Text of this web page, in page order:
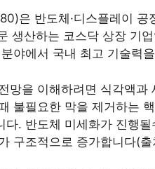
은 반도체·디스플레이
생산하는 코스닥 상장 기
야에서 국내 최고 기술력
망을 이해하려면 식각액
불필요한 막을 제거하는
다. 반도체 미세화가 진행
구조적으로 증가합니다(